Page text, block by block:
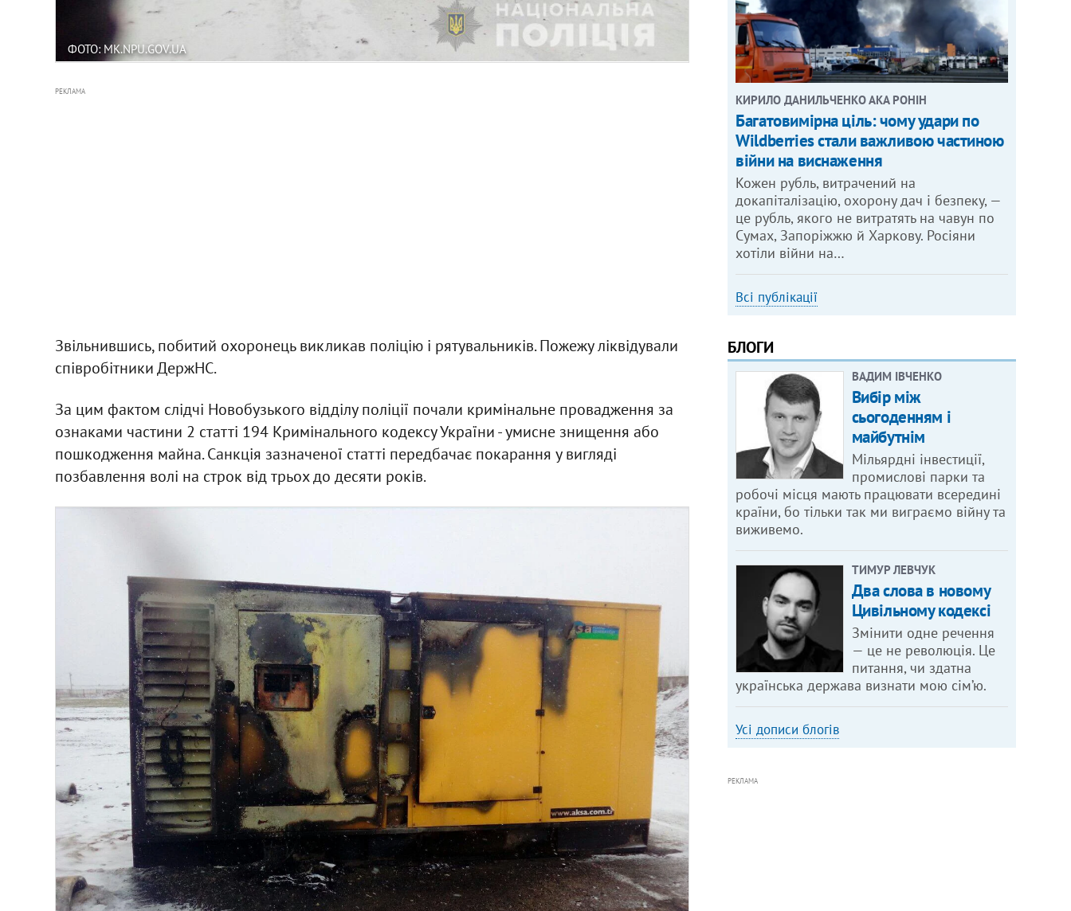
ФОТО: MK.NPU.GOV.UA
РЕКЛАМА
Звільнившись, побитий охоронець викликав поліцію і рятувальників. Пожежу ліквідували
співробітники ДержНС.
За цим фактом слідчі Новобузького відділу поліції почали кримінальне провадження за
ознаками частини 2 статті 194 Кримінального кодексу України - умисне знищення або
пошкодження майна. Санкція зазначеної статті передбачає покарання у вигляді
позбавлення волі на строк від трьох до десяти років.
КИРИЛО ДАНИЛЬЧЕНКО АКА РОНІН
Багатовимірна ціль: чому удари по
Wildberries стали важливою частиною
війни на виснаження
Кожен рубль, витрачений на
докапіталізацію, охорону дач і безпеку, —
це рубль, якого не витратять на чавун по
Сумах, Запоріжжю й Харкову. Росіяни
хотіли війни на…
Всі публікації
БЛОГИ
ВАДИМ ІВЧЕНКО
Вибір між
сьогоденням і
майбутнім
Мільярдні інвестиції,
промислові парки та
робочі місця мають працювати всередині
країни, бо тільки так ми виграємо війну та
виживемо.
ТИМУР ЛЕВЧУК
Два слова в новому
Цивільному кодексі
Змінити одне речення
— це не революція. Це
питання, чи здатна
українська держава визнати мою сім’ю.
Усі дописи блогів
РЕКЛАМА